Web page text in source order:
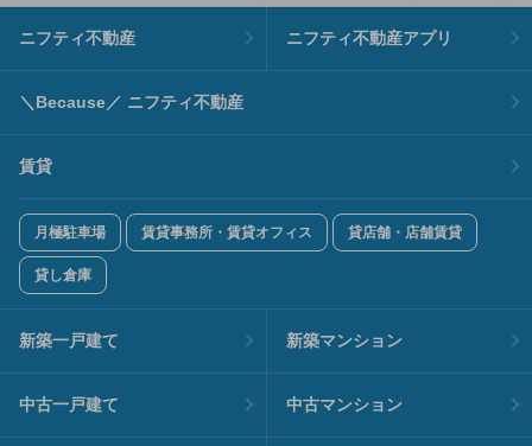
ニフティ不動産 ニフティ不動産アプリ
＼Because／ ニフティ不動産
賃貸
月極駐車場 賃貸事務所・賃貸オフィス 貸店舗・店舗賃貸
貸し倉庫
新築一戸建て 新築マンション
中古一戸建て 中古マンション